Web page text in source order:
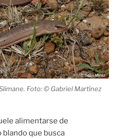
Foto: © Gabriel Martínez
alimentarse de
que busca